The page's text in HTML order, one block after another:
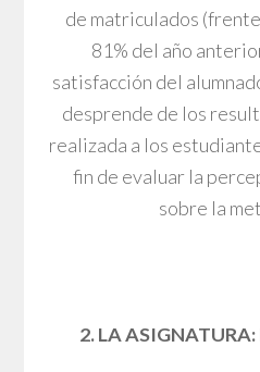
de matriculados
81% del año
satisfacción del
desprende de los
realizada a los
fin de evaluar la
sobre la
2. LA